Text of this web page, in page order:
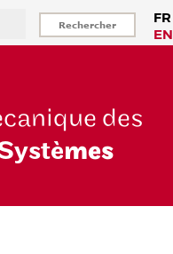
FR
EN
des
mes